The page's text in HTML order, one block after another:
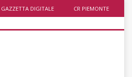
GAZZETTA DIGITALE CR PIEMONTE